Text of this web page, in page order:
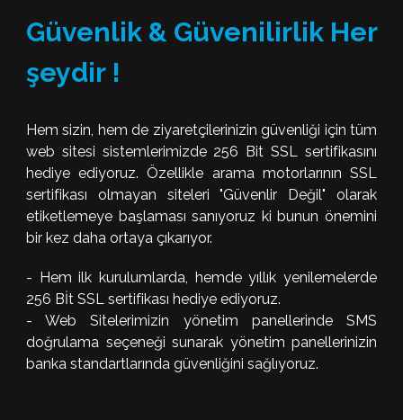
Güvenlik & Güvenilirlik Her
şeydir !
Hem sizin, hem de ziyaretçilerinizin güvenliği için tüm
web sitesi sistemlerimizde 256 Bit SSL sertifikasını
hediye ediyoruz. Özellikle arama motorlarının SSL
sertifikası olmayan siteleri "Güvenlir Değil" olarak
etiketlemeye başlaması sanıyoruz ki bunun önemini
bir kez daha ortaya çıkarıyor.
- Hem ilk kurulumlarda, hemde yıllık yenilemelerde
256 Bİt SSL sertifikası hediye ediyoruz.
- Web Sitelerimizin yönetim panellerinde SMS
doğrulama seçeneği sunarak yönetim panellerinizin
banka standartlarında güvenliğini sağlıyoruz.